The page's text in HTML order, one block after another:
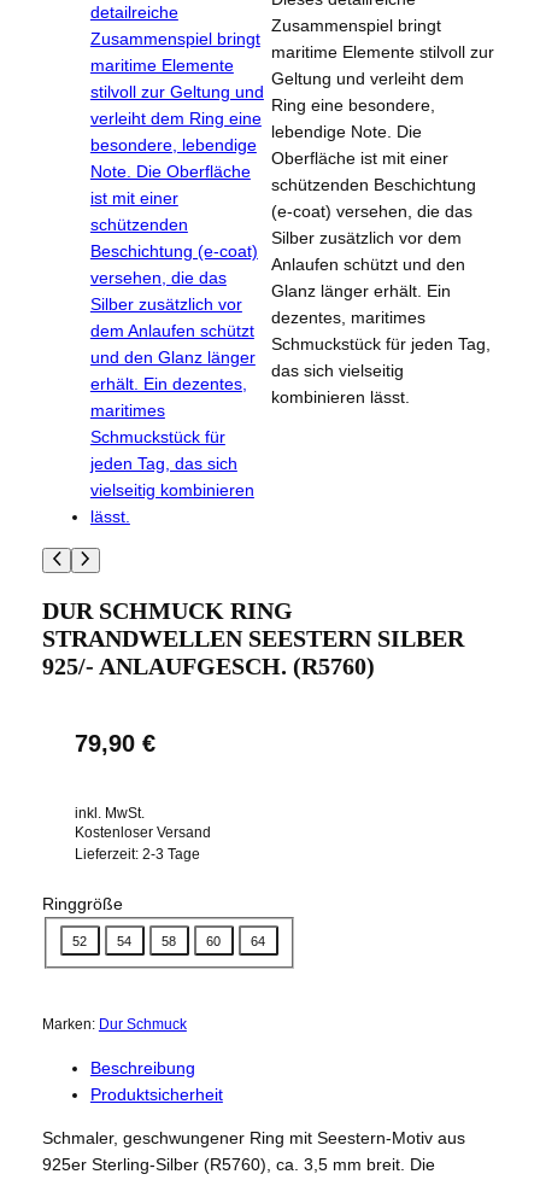
DUR SCHMUCK RING
STRANDWELLEN SEESTERN SILBER
925/- ANLAUFGESCH. (R5760)
79,90 €
inkl. MwSt.
Kostenloser Versand
Lieferzeit: 2-3 Tage
Ringgröße
52 54 58 60 64
Marken: Dur Schmuck
Beschreibung
Produktsicherheit
Schmaler, geschwungener Ring mit Seestern-Motiv aus
925er Sterling-Silber (R5760), ca. 3,5 mm breit. Die